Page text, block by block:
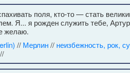
поля, кто-то — стать
Я... я рожден служить тебе,
желаю.
// Мерлин// неизбежность, рок,
//